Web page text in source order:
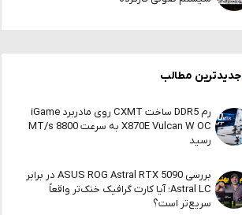
جدیدترین مطالب
رم DDR5 ساخت CXMT روی مادربرد iGame
X870E Vulcan W OC به سرعت 8800 MT/s
رسید
بررسی ASUS ROG Astral RTX 5090 در برابر
Astral LC؛ آیا کارت گرافیک خنک‌تر واقعاً
سریع‌تر است؟